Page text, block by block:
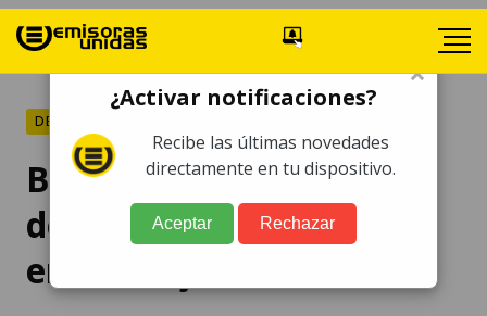
DEPORTES
Bartomeu "saca pecho"
de la herencia que dejó
en el Barça
×
¿Activar notificaciones?
Recibe las últimas novedades
directamente en tu dispositivo.
Aceptar Rechazar